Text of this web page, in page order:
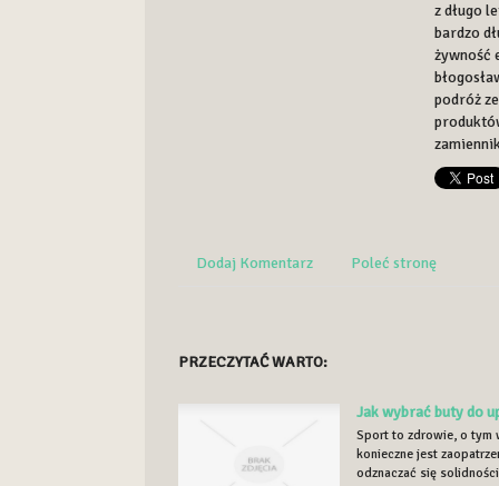
z długo
bardzo
żywność
podróż
Dodaj Komentarz Poleć stronę
PRZECZYTAĆ WARTO:
Jak wybrać buty do
Sport to zdrowie, o tym
konieczne jest
odznaczać się